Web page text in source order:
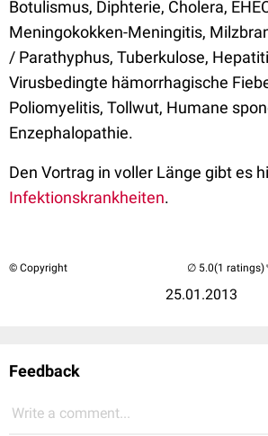
Botulismus, Diphterie, Cholera,
Meningokokken-Meningitis,
/ Parathyphus, Tuberkulose,
Virusbedingte hämorrhagische
Poliomyelitis, Tollwut, Humane
Enzephalopathie.
Den Vortrag in voller Länge gibt es
Infektionskrankheiten.
© Copyright
25.01.2013
(1 ratings)
Feedback
Write a comment...